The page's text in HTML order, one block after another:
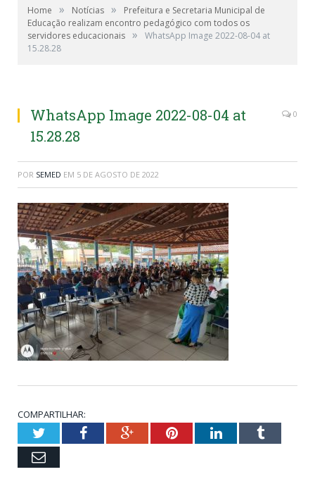
Home » Notícias »
Prefeitura e Secretaria Municipal de
Educação realizam encontro pedagógico com todos os
servidores educacionais »
WhatsApp Image 2022-08-04 at
15.28.28
WhatsApp Image 2022-08-04 at
15.28.28
0
POR SEMED EM 5 DE AGOSTO DE 2022
COMPARTILHAR:
TwitterFacebookGoogle+PinterestLinkedInTumblr
Email